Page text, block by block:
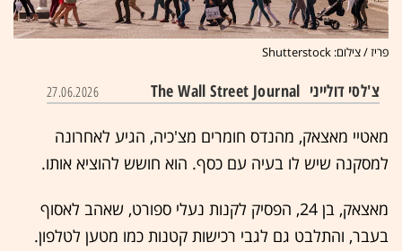
פריז / צילום: Shutterstock
צ'לסי דולייני The Wall Street Journal
27.06.2026
מאטיי מאצאק, מהנדס חומרים מצ'כיה, הגיע לאחרונה
למסקנה שיש לו בעיה עם כסף. הוא חושש להוציא אותו.
מאצאק, בן 24, הפסיק לקנות נעלי ספורט, שאהב לאסוף
בעבר, והתלבט גם לגבי רכישות קטנות כמו מטען לטלפון.